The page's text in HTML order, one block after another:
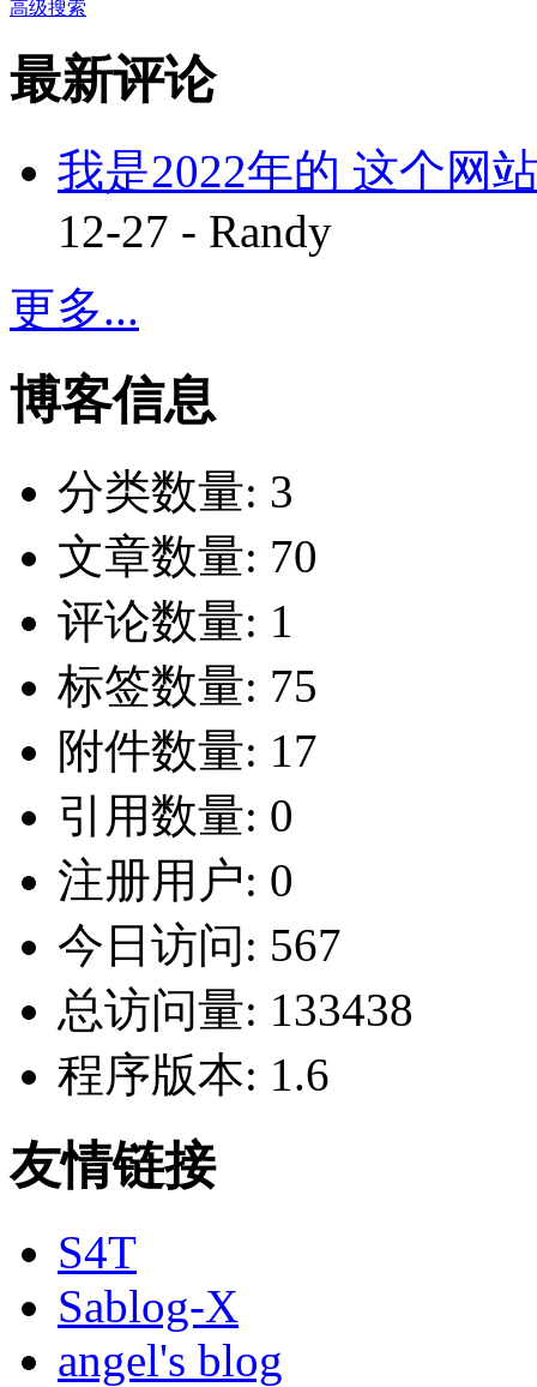
高级搜索
最新评论
我是2022年的 这个网
12-27 - Randy
更多...
博客信息
分类数量: 3
文章数量: 70
评论数量: 1
标签数量: 75
附件数量: 17
引用数量: 0
注册用户: 0
今日访问: 567
总访问量: 133438
程序版本: 1.6
友情链接
S4T
Sablog-X
angel's blog